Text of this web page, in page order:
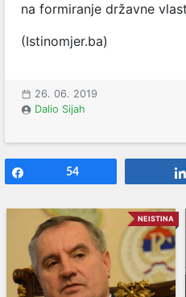
na formiranje državne
(Istinomjer.ba)
26. 06. 2019
Dalio Sijah
54
NEISTINA